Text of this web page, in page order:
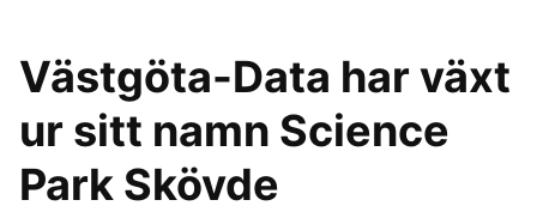
Västgöta-Data har växt
ur sitt namn Science
Park Skövde